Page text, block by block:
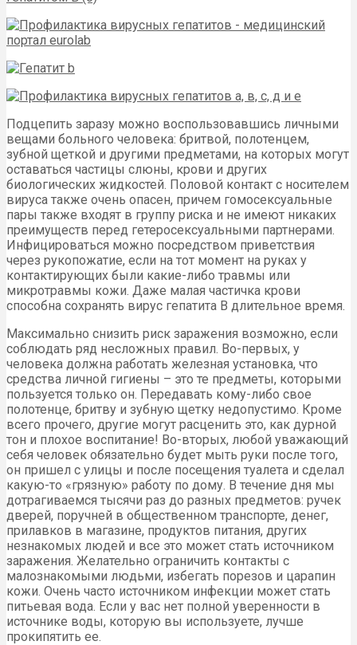
Подцепить заразу можно воспользовавшись личными
вещами больного человека: бритвой, полотенцем,
зубной щеткой и другими предметами, на которых могут
оставаться частицы слюны, крови и других
биологических жидкостей. Половой контакт с носителем
вируса также очень опасен, причем гомосексуальные
пары также входят в группу риска и не имеют никаких
преимуществ перед гетеросексуальными партнерами.
Инфицироваться можно посредством приветствия
через рукопожатие, если на тот момент на руках у
контактирующих были какие-либо травмы или
микротравмы кожи. Даже малая частичка крови
способна сохранять вирус гепатита В длительное время.
Максимально снизить риск заражения возможно, если
соблюдать ряд несложных правил. Во-первых, у
человека должна работать железная установка, что
средства личной гигиены – это те предметы, которыми
пользуется только он. Передавать кому-либо свое
полотенце, бритву и зубную щетку недопустимо. Кроме
всего прочего, другие могут расценить это, как дурной
тон и плохое воспитание! Во-вторых, любой уважающий
себя человек обязательно будет мыть руки после того,
он пришел с улицы и после посещения туалета и сделал
какую-то «грязную» работу по дому. В течение дня мы
дотрагиваемся тысячи раз до разных предметов: ручек
дверей, поручней в общественном транспорте, денег,
прилавков в магазине, продуктов питания, других
незнакомых людей и все это может стать источником
заражения. Желательно ограничить контакты с
малознакомыми людьми, избегать порезов и царапин
кожи. Очень часто источником инфекции может стать
питьевая вода. Если у вас нет полной уверенности в
источнике воды, которую вы используете, лучше
прокипятить ее.